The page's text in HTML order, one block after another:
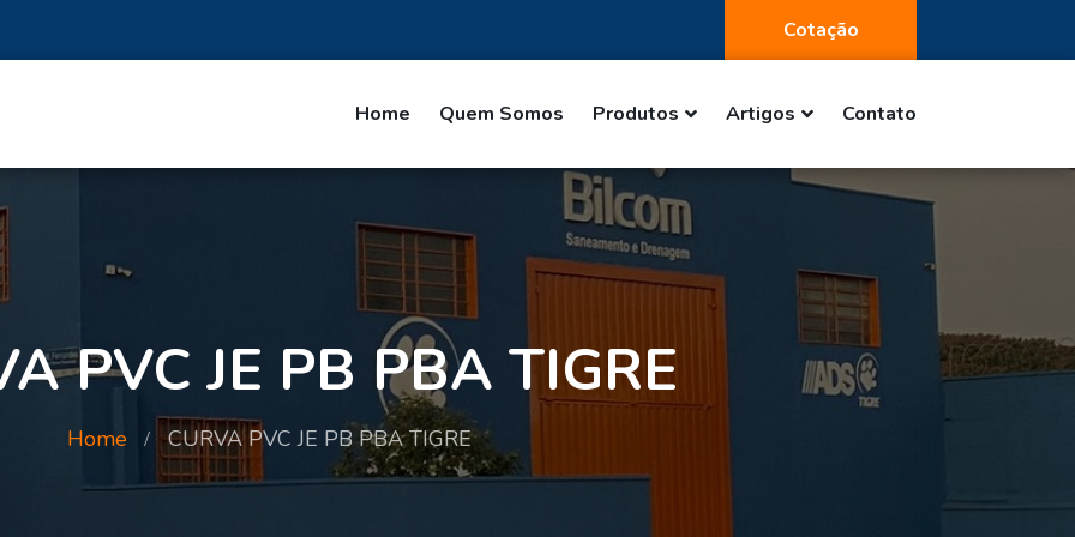
Cotação
Home Quem Somos Produtos Artigos Contato
PVC JE PB PBA TIGRE
Home CURVA PVC JE PB PBA TIGRE